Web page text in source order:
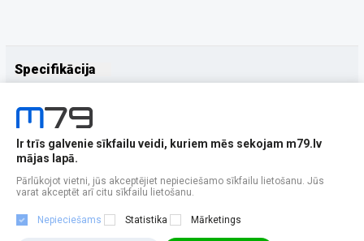
Specifikācija
Papildus
Ir trīs galvenie sīkfailu veidi, kuriem mēs sekojam m79.lv
mājas lapā.
Pārlūkojot vietni, jūs akceptējiet nepieciešamo sīkfailu lietošanu. Jūs
varat akceptēt arī citu sīkfailu lietošanu.
Nepieciešams Statistika Mārketings